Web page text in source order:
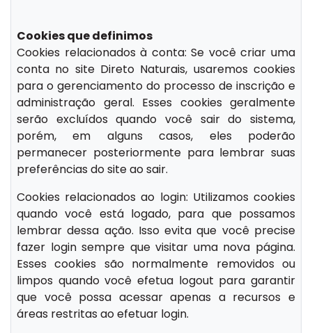
Cookies que definimos
Cookies relacionados à conta: Se você criar uma
conta no site Direto Naturais, usaremos cookies
para o gerenciamento do processo de inscrição e
administração geral. Esses cookies geralmente
serão excluídos quando você sair do sistema,
porém, em alguns casos, eles poderão
permanecer posteriormente para lembrar suas
preferências do site ao sair.
Cookies relacionados ao login: Utilizamos cookies
quando você está logado, para que possamos
lembrar dessa ação. Isso evita que você precise
fazer login sempre que visitar uma nova página.
Esses cookies são normalmente removidos ou
limpos quando você efetua logout para garantir
que você possa acessar apenas a recursos e
áreas restritas ao efetuar login.